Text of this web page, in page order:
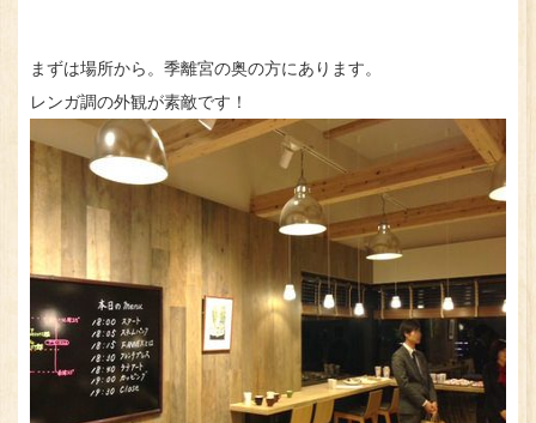
まずは場所から。季離宮の奥の方にあります。
レンガ調の外観が素敵です！